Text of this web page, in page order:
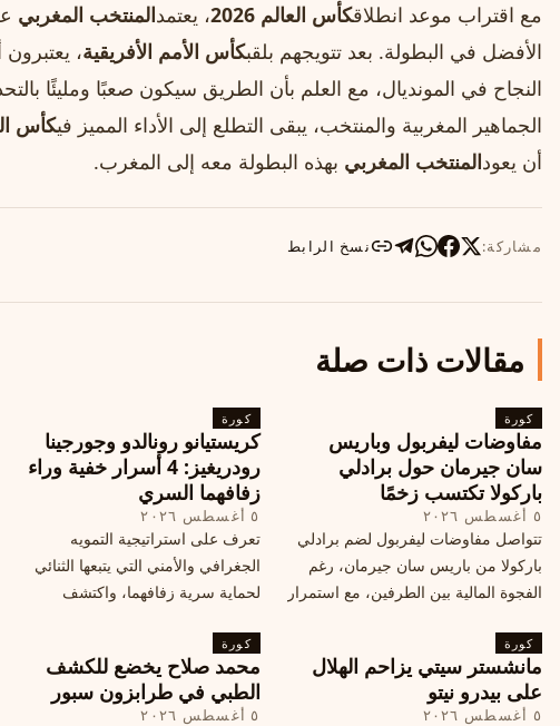
مع اقتراب موعد انطلاقكأس العالم 2026 ، يعتمدالمنتخب المغربي
الأفضل في البطولة. بعد تتويجهم بلقبكأس الأمم الأفريقية،
النجاح في المونديال، مع العلم بأن الطريق سيكون صعبًا ومليئًا
الجماهير المغربية والمنتخب، يبقى التطلع إلى الأداء المميز فيكأس
أن يعودالمنتخب المغربي بهذه البطولة معه إلى المغرب.
مشاركة: نسخ الرابط
مقالات ذات صلة
كورة
مفاوضات ليفربول وباريس
سان جيرمان حول برادلي
باركولا تكتسب زخمًا
٥ أغسطس ٢٠٢٦
تتواصل مفاوضات ليفربول لضم برادلي
باركولا من باريس سان جيرمان، رغم
الفجوة المالية بين الطرفين، مع استمرار
إغلاق سوق الانتقالات
كورة
كريستيانو رونالدو وجورجينا
رودريغيز: 4 أسرار خفية وراء
زفافهما السري
٥ أغسطس ٢٠٢٦
تعرف على استراتيجية التمويه
الجغرافي والأمني التي يتبعها الثنائي
لحماية سرية زفافهما، واكتشف
في البرتغال، واعرف ما هي الخطوات
القادمة في هذا الحدث العالمي
كورة
مانشستر سيتي يزاحم الهلال
على بيدرو نيتو
٥ أغسطس ٢٠٢٦
كورة
محمد صلاح يخضع للكشف
الطبي في طرابزون سبور
٥ أغسطس ٢٠٢٦